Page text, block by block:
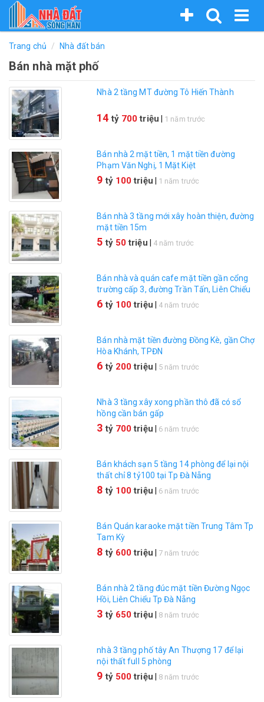
Nhảy
nội
Bạn
đang
ở
đây
Trang chủ Nhà đất bán
Bán nhà mặt phố
Nhà 2 tầng MT đường Tô Hiến Thành
14tỷ700triệu 1 năm trước
Bán nhà 2 mặt tiền, 1 mặt tiền đường
Phạm Văn Nghị, 1 Mặt Kiệt
9tỷ100triệu 1 năm trước
Bán nhà 3 tầng mới xây hoàn thiện, đường
mặt tiền 15m
5tỷ50triệu 4 năm trước
Bán nhà và quán cafe mặt tiền gần cổng
trường cấp 3, đường Trần Tấn, Liên Chiểu
6tỷ100triệu 4 năm trước
Bán nhà mặt tiền đường Đồng Kè, gần Chợ
Hòa Khánh, TPĐN
6tỷ200triệu 5 năm trước
Nhà 3 tầng xây xong phần thô đã có sổ
hồng cần bán gấp
3tỷ700triệu 6 năm trước
Bán khách sạn 5 tầng 14 phòng để lại nội
thất chỉ 8 tỷ100 tại Tp Đà Nẵng
8tỷ100triệu 6 năm trước
Bán Quán karaoke mặt tiền Trung Tâm Tp
Tam Kỳ
8tỷ600triệu 7 năm trước
Bán nhà 2 tầng đúc mặt tiền Đường Ngọc
Hồi, Liên Chiểu Tp Đà Nẵng
3tỷ650triệu 8 năm trước
nhà 3 tầng phố tây An Thượng 17 để lại
nội thất full 5 phòng
9tỷ500triệu 8 năm trước